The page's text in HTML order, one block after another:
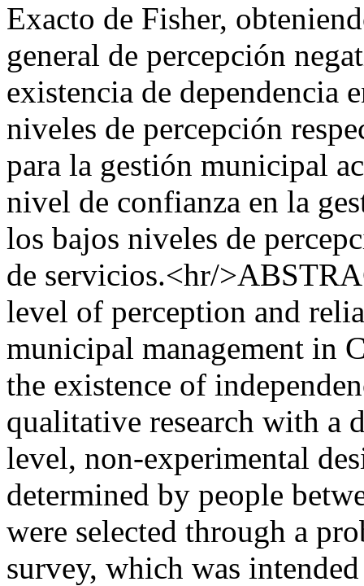
Exacto de Fisher,
general de percepción
existencia de dependencia
niveles de percepción
para la gestión municipal
nivel de confianza en la
los bajos niveles de
de servicios.<hr/
level of perception and
municipal management in
the existence of
qualitative research with a
level, non-experimental
determined by people
were selected through a
survey, which was